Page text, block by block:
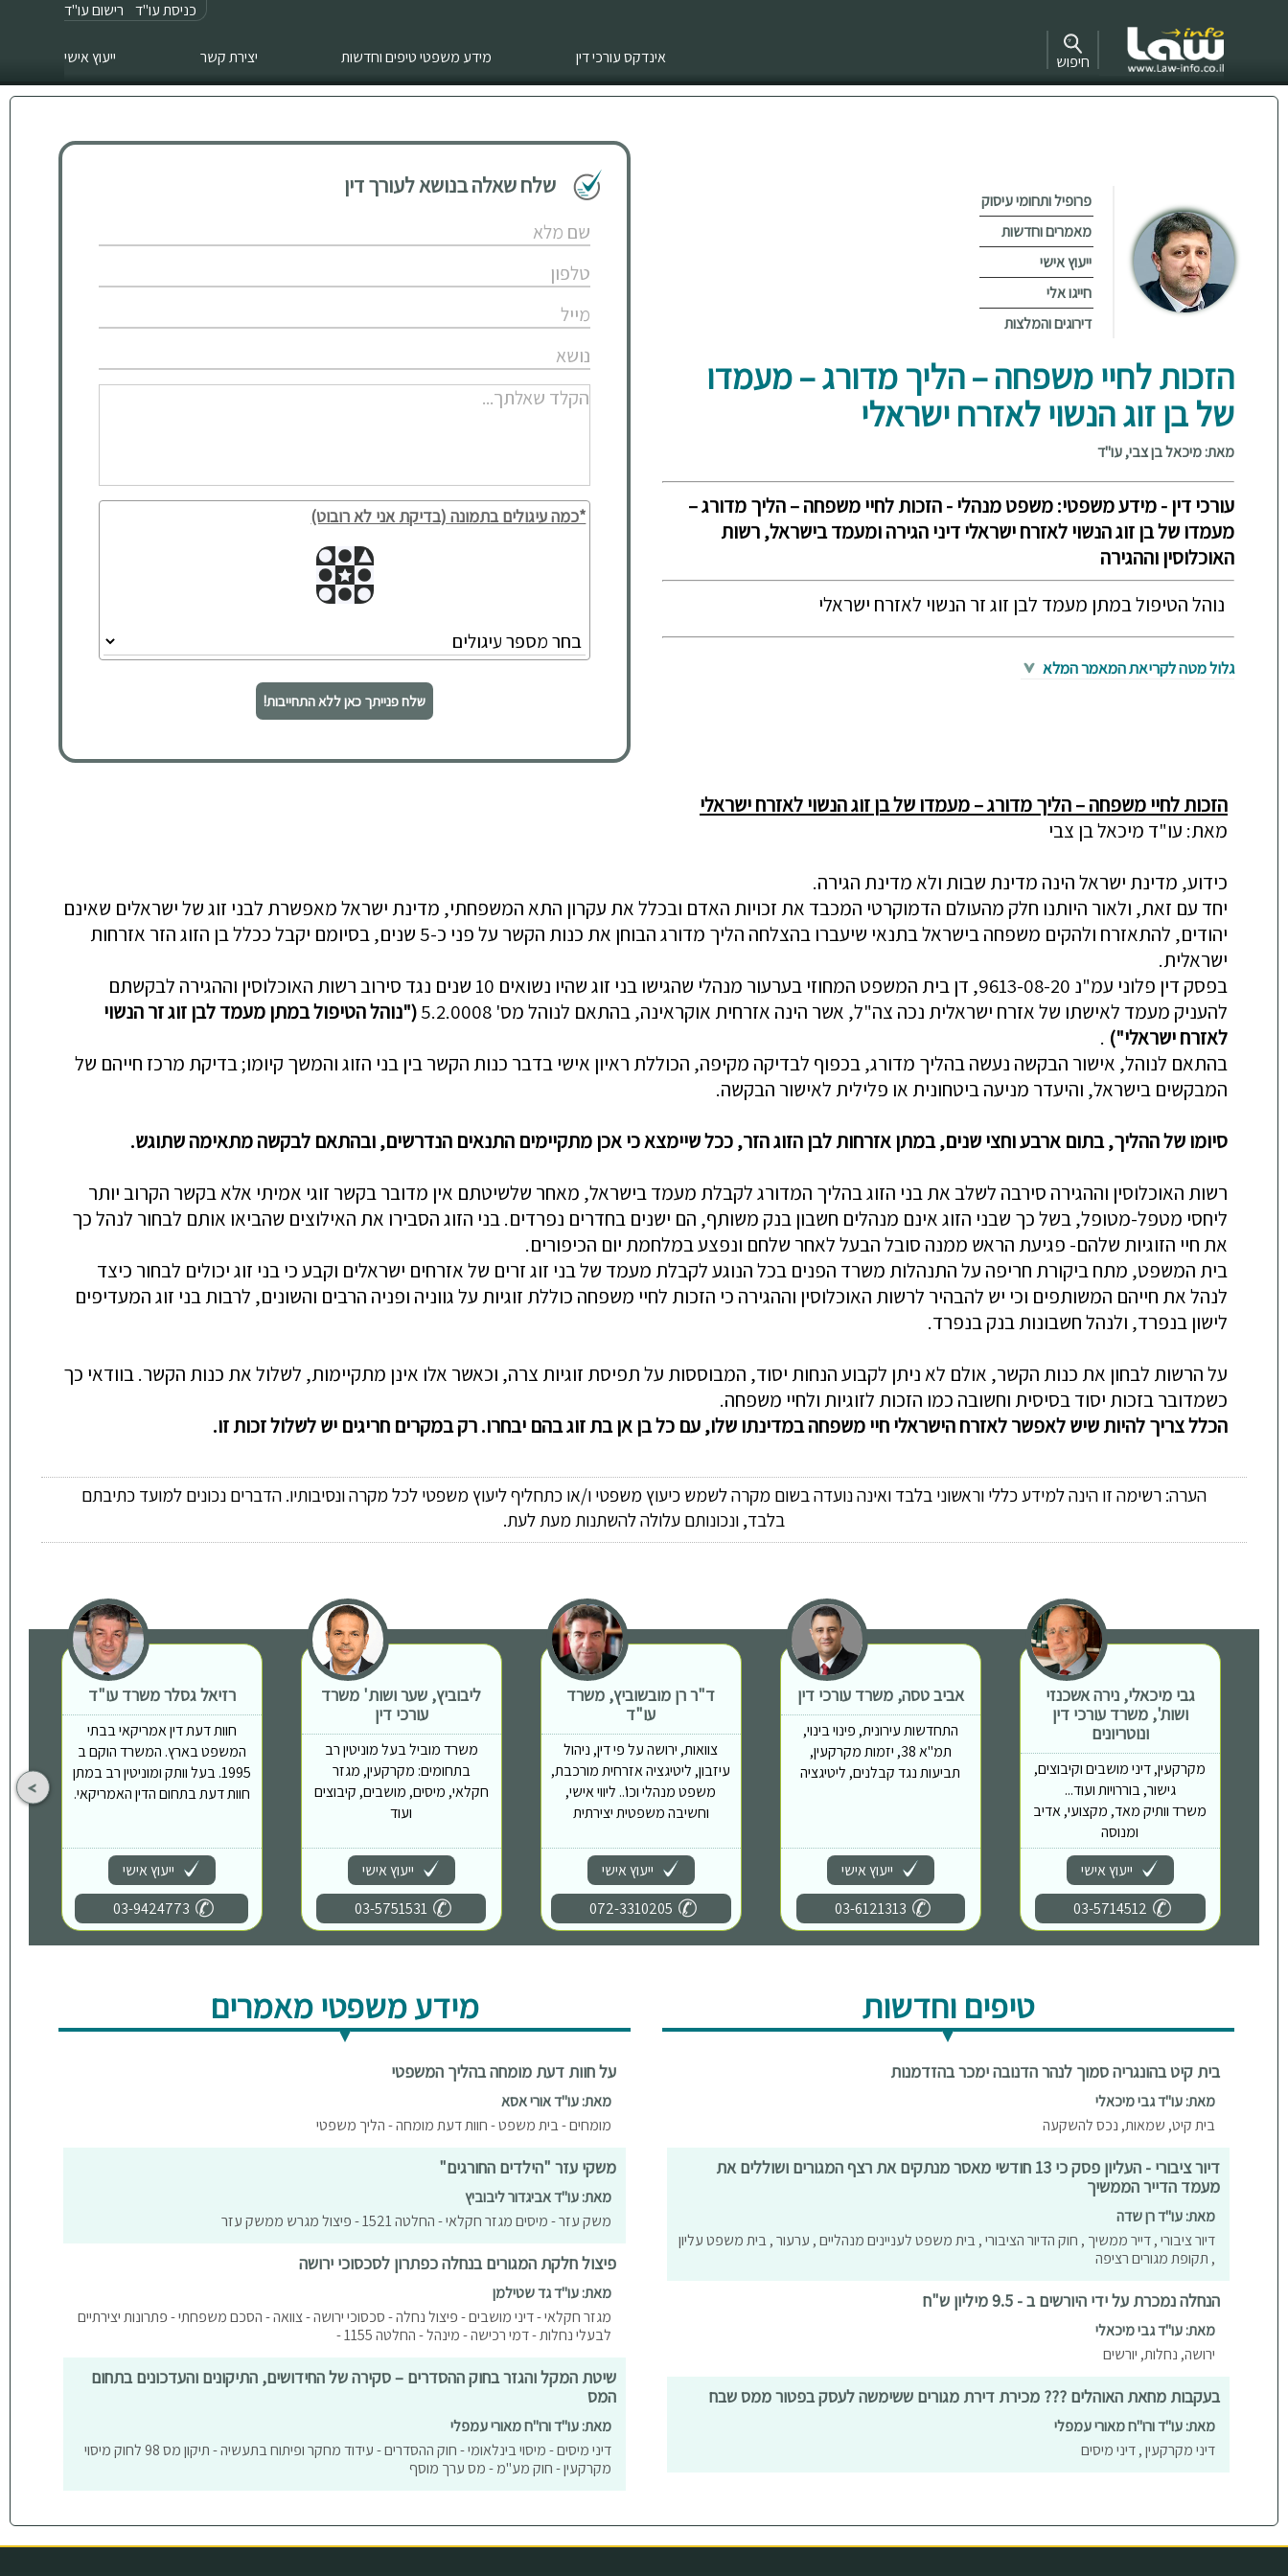
כניסת עו"ד רישום עו"ד
אינדקס עורכי דין מידע משפטי טיפים וחדשות יצירת קשר ייעוץ אישי חיפוש
פרופיל ותחומי עיסוק
מאמרים וחדשות
ייעוץ אישי
חייגו אלי
דירוגים והמלצות
הזכות לחיי משפחה – הליך מדורג – מעמדו
של בן זוג הנשוי לאזרח ישראלי
מאת: מיכאל בן צבי, עו"ד
עורכי דין - מידע משפטי: משפט מנהלי - הזכות לחיי משפחה – הליך מדורג –
מעמדו של בן זוג הנשוי לאזרח ישראלי דיני הגירה ומעמד בישראל, רשות
האוכלוסין וההגירה
נוהל הטיפול במתן מעמד לבן זוג זר הנשוי לאזרח ישראלי
גלול מטה לקריאת המאמר המלא
שלח שאלה בנושא לעורך דין
*כמה עיגולים בתמונה (בדיקת אני לא רובוט)
שלח פנייתך כאן ללא התחייבות!
הזכות לחיי משפחה – הליך מדורג – מעמדו של בן זוג הנשוי לאזרח ישראלי
מאת: עו"ד מיכאל בן צבי
כידוע, מדינת ישראל הינה מדינת שבות ולא מדינת הגירה.
יחד עם זאת, ולאור היותנו חלק מהעולם הדמוקרטי המכבד את זכויות האדם ובכלל את עקרון התא המשפחתי, מדינת ישראל מאפשרת לבני זוג של ישראלים שאינם
יהודים, להתאזרח ולהקים משפחה בישראל בתנאי שיעברו בהצלחה הליך מדורג הבוחן את כנות הקשר על פני כ-5 שנים, בסיומם יקבל ככלל בן הזוג הזר אזרחות
ישראלית.
בפסק דין פלוני עמ"נ 9613-08-20, דן בית המשפט המחוזי בערעור מנהלי שהגישו בני זוג שהיו נשואים 10 שנים נגד סירוב רשות האוכלוסין וההגירה לבקשתם
להעניק מעמד לאישתו של אזרח ישראלית נכה צה"ל, אשר הינה אזרחית אוקראינה, בהתאם לנוהל מס' 5.2.0008
("נוהל הטיפול במתן מעמד לבן זוג זר הנשוי
לאזרח ישראלי") .
בהתאם לנוהל, אישור הבקשה נעשה בהליך מדורג, בכפוף לבדיקה מקיפה, הכוללת ראיון אישי בדבר כנות הקשר בין בני הזוג והמשך קיומו; בדיקת מרכז חייהם של
המבקשים בישראל, והיעדר מניעה ביטחונית או פלילית לאישור הבקשה.
סיומו של ההליך, בתום ארבע וחצי שנים, במתן אזרחות לבן הזוג הזר, ככל שיימצא כי אכן מתקיימים התנאים הנדרשים, ובהתאם לבקשה מתאימה שתוגש.
רשות האוכלוסין וההגירה סירבה לשלב את בני הזוג בהליך המדורג לקבלת מעמד בישראל, מאחר שלשיטתם אין מדובר בקשר זוגי אמיתי אלא בקשר הקרוב יותר
ליחסי מטפל-מטופל, בשל כך שבני הזוג אינם מנהלים חשבון בנק משותף, הם ישנים בחדרים נפרדים. בני הזוג הסבירו את האילוצים שהביאו אותם לבחור לנהל כך
את חיי הזוגיות שלהם- פגיעת הראש ממנה סובל הבעל לאחר שלחם ונפצע במלחמת יום הכיפורים.
בית המשפט, מתח ביקורת חריפה על התנהלות משרד הפנים בכל הנוגע לקבלת מעמד של בני זוג זרים של אזרחים ישראלים וקבע כי בני זוג יכולים לבחור כיצד
לנהל את חייהם המשותפים וכי יש להבהיר לרשות האוכלוסין וההגירה כי הזכות לחיי משפחה כוללת זוגיות על גווניה ופניה הרבים והשונים, לרבות בני זוג המעדיפים
לישון בנפרד, ולנהל חשבונות בנק בנפרד.
על הרשות לבחון את כנות הקשר, אולם לא ניתן לקבוע הנחות יסוד, המבוססות על תפיסת זוגיות צרה, וכאשר אלו אינן מתקיימות, לשלול את כנות הקשר. בוודאי כך
כשמדובר בזכות יסוד בסיסית וחשובה כמו הזכות לזוגיות ולחיי משפחה.
הכלל צריך להיות שיש לאפשר לאזרח הישראלי חיי משפחה במדינתו שלו, עם כל בן אן בת זוג בהם יבחרו. רק במקרים חריגים יש לשלול זכות זו.
הערה: רשימה זו הינה למידע כללי וראשוני בלבד ואינה נועדה בשום מקרה לשמש כיעוץ משפטי ו/או כתחליף ליעוץ משפטי לכל מקרה ונסיבותיו. הדברים נכונים למועד כתיבתם
בלבד, ונכונותם עלולה להשתנות מעת לעת.
גבי מיכאלי, נירה אשכנזי
ושות', משרד עורכי דין
ונוטריונים
מקרקעין, דיני מושבים וקיבוצים,
גישור, בוררויות ועוד...
משרד וותיק מאד, מקצועי, אדיב
ומנוסה
ייעוץ אישי
03-5714512
אביב טסה, משרד עורכי דין
התחדשות עירונית, פינוי בינוי,
תמ"א 38, יזמות מקרקעין,
תביעות נגד קבלנים, ליטיגציה
ייעוץ אישי
03-6121313
ד"ר רן מובשוביץ, משרד
עו"ד
צוואות, ירושה על פי דין, ניהול
עיזבון, ליטיגציה אזרחית מורכבת,
משפט מנהלי וכו'.. ליווי אישי,
וחשיבה משפטית יצירתית
ייעוץ אישי
072-3310205
ליבוביץ, שער ושות' משרד
עורכי דין
משרד מוביל בעל מוניטין רב
בתחומים: מקרקעין, מגזר
חקלאי, מיסים, מושבים, קיבוצים
ועוד
ייעוץ אישי
03-5751531
רזיאל גסלר משרד עו"ד
חוות דעת דין אמריקאי בבתי
המשפט בארץ. המשרד הוקם ב
1995. בעל וותק ומוניטין רב במתן
חוות דעת בתחום הדין האמריקאי.
ייעוץ אישי
03-9424773
טיפים וחדשות
בית קיט בהונגריה סמוך לנהר הדנובה ימכר בהזדמנות
מאת: עו"ד גבי מיכאלי
בית קיט, שמאות, נכס להשקעה
דיור ציבורי - העליון פסק כי 13 חודשי מאסר מנתקים את רצף המגורים ושוללים את
מעמד הדייר הממשיך
מאת: עו"ד רן שדה
דיור ציבורי , דייר ממשיך , חוק הדיור הציבורי , בית משפט לעניינים מנהליים , ערעור , בית משפט עליון
, תקופת מגורים רציפה
הנחלה נמכרת על ידי היורשים ב - 9.5 מיליון ש"ח
מאת: עו"ד גבי מיכאלי
ירושה, נחלות, יורשים
בעקבות מחאת האוהלים ??? מכירת דירת מגורים ששימשה לעסק בפטור ממס שבח
מאת: עו"ד ורו"ח מאורי עמפלי
דיני מקרקעין , דיני מיסים
מידע משפטי מאמרים
על חוות דעת מומחה בהליך המשפטי
מאת: עו"ד אורי אסא
מומחים - בית משפט - חוות דעת מומחה - הליך משפטי
משקי עזר "הילדים החורגים"
מאת: עו"ד אביגדור ליבוביץ
משק עזר - מיסים מגזר חקלאי - החלטה 1521 - פיצול מגרש ממשק עזר
פיצול חלקת המגורים בנחלה כפתרון לסכסוכי ירושה
מאת: עו"ד גד שטילמן
מגזר חקלאי - דיני מושבים - פיצול נחלה - סכסוכי ירושה - צוואה - הסכם משפחתי - פתרונות יצירתיים
לבעלי נחלות - דמי רכישה - מינהל - החלטה 1155 -
שיטת המקל והגזר בחוק ההסדרים – סקירה של החידושים, התיקונים והעדכונים בתחום
המס
מאת: עו"ד ורו"ח מאורי עמפלי
דיני מיסים - מיסוי בינלאומי - חוק ההסדרים - עידוד מחקר ופיתוח בתעשיה - תיקון מס 98 לחוק מיסוי
מקרקעין - חוק מע"מ - מס ערך מוסף